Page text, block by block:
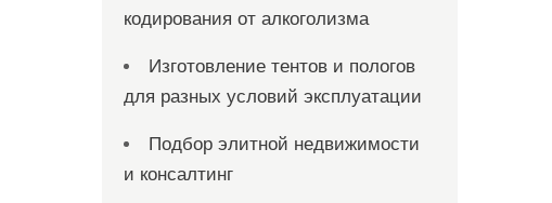
кодирования от алкоголизма
Изготовление тентов и пологов
для разных условий эксплуатации
Подбор элитной недвижимости
и консалтинг